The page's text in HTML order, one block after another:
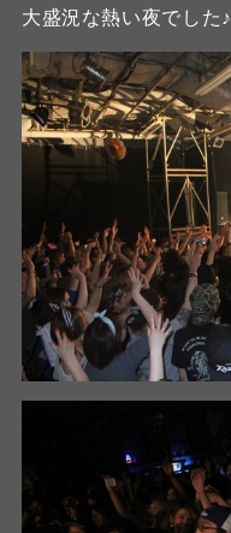
大盛況な熱い夜でした♪